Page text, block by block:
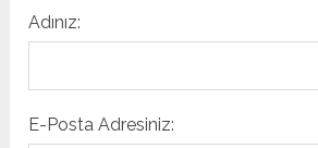
Adınız:
E-Posta Adresiniz: